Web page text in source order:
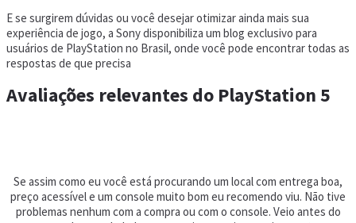
E se surgirem dúvidas ou você desejar otimizar ainda mais sua
experiência de jogo, a Sony disponibiliza um blog exclusivo para
usuários de PlayStation no Brasil, onde você pode encontrar todas as
respostas de que precisa
Avaliações relevantes do PlayStation 5
Se assim como eu você está procurando um local com entrega boa,
preço acessível e um console muito bom eu recomendo viu. Não tive
problemas nenhum com a compra ou com o console. Veio antes do